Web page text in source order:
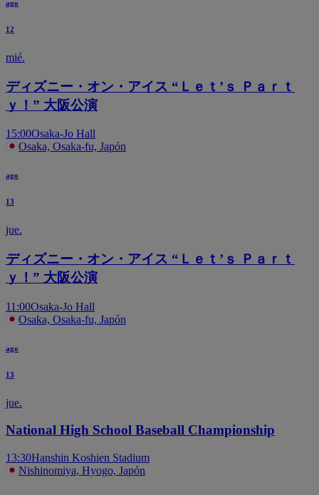
ago
12
mié.
ディズニー・オン・アイス “Ｌｅｔ’ｓ Ｐａｒｔ
ｙ！” 大阪公演
15:00Osaka-Jo Hall
Osaka, Osaka-fu, Japón
ago
13
jue.
ディズニー・オン・アイス “Ｌｅｔ’ｓ Ｐａｒｔ
ｙ！” 大阪公演
11:00Osaka-Jo Hall
Osaka, Osaka-fu, Japón
ago
13
jue.
National High School Baseball Championship
13:30Hanshin Koshien Stadium
Nishinomiya, Hyogo, Japón